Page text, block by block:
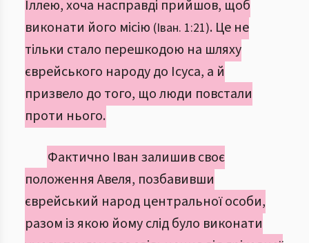
Іллею, хоча насправді прийшов, щоб
виконати його місію (Іван. 1:21). Це не
тільки стало перешкодою на шляху
єврейського народу до Ісуса, а й
призвело до того, що люди повстали
проти нього.
Фактично Іван залишив своє
положення Авеля, позбавивши
єврейський народ центральної особи,
разом із якою йому слід було виконати